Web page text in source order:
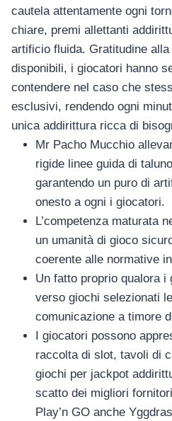
cautela attentamente ogni
chiare, premi allettanti
artificio fluida. Gratitudine
disponibili, i giocatori hanno
contendere nel caso che
esclusivi, rendendo ogni
unica addirittura ricca di
Mr Pacho Mucchio
rigide linee guida di
garantendo un puro di
onesto a ogni i giocatori.
L’competenza maturata
un umanità di gioco
coerente alle normative
Un fatto proprio qualora
verso giochi selezionati
comunicazione a timore
I giocatori possono
raccolta di slot, tavoli di
giochi per jackpot
scatto dei migliori
Play’n GO anche